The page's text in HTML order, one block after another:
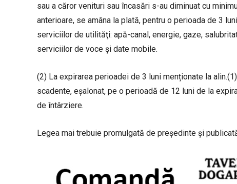
sau a căror venituri sau încasări s-au diminuat cu
anterioare, se amâna la plată, pentru o perioada de 3
serviciilor de utilităţi: apă-canal, energie, gaze,
serviciilor de voce și date mobile.
(2) La expirarea perioadei de 3 luni menționate la
scadente, eșalonat, pe o perioadă de 12 luni de la
de întârziere.
Legea mai trebuie promulgată de președinte și